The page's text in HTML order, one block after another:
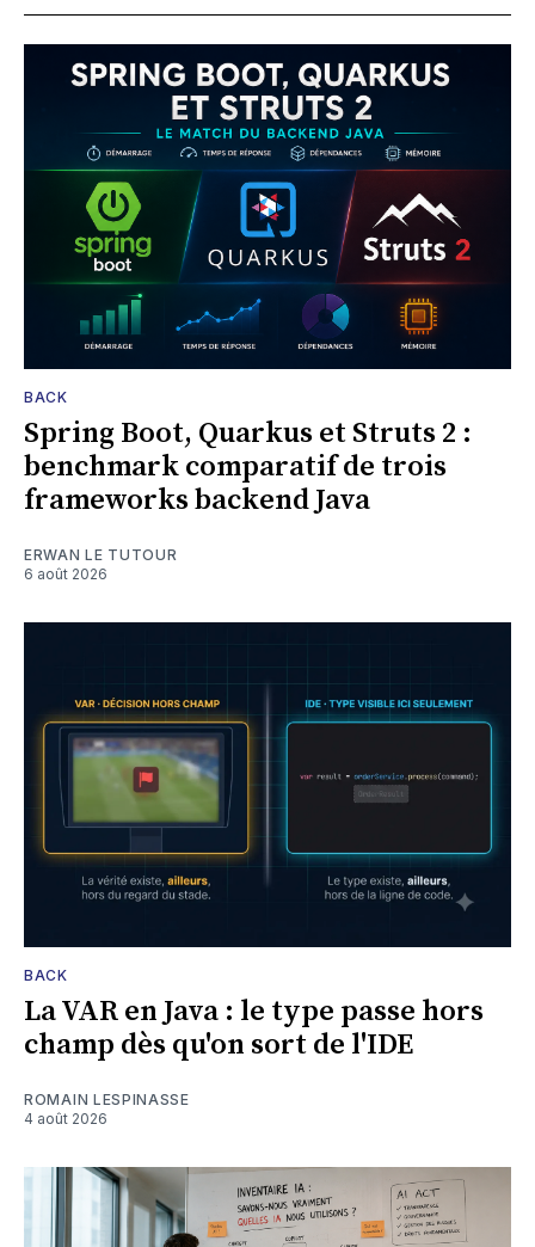
BACK
Spring Boot, Quarkus et Struts 2 :
benchmark comparatif de trois
frameworks backend Java
ERWAN LE TUTOUR
6 août 2026
BACK
La VAR en Java : le type passe hors
champ dès qu'on sort de l'IDE
ROMAIN LESPINASSE
4 août 2026